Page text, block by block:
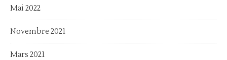
Mai 2022
Novembre 2021
Mars 2021